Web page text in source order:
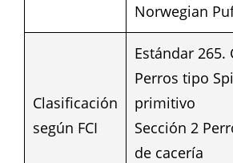
Norwegian
Clasificación
según FCI
Estándar 265.
Perros tipo
primitivo
Sección 2
de cacería